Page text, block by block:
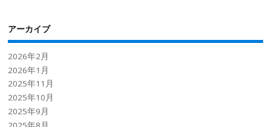
アーカイブ
2026年2月
2026年1月
2025年11月
2025年10月
2025年9月